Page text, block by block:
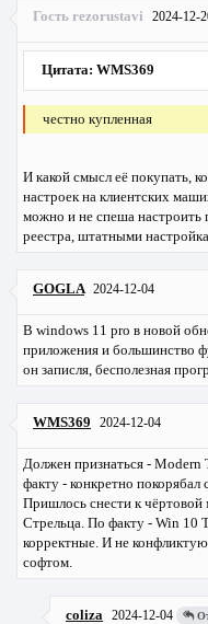
Гость rezorustavi 2024-12-
Цитата: WMS369
честно купленная
И какой смысл её покупать,
настроек на клиентских
можно и не спеша настроить
реестра, штатными
GOGLA 2024-12-04
В windows 11 pro в новой
приложения и большинство
он записля, бесполезная
WMS369 2024-12-04
Должен признаться - Modern
факту - конкретно покорябал
Пришлось снести к чёртовой
Стрельца. По факту - Win 10
корректные. И не
софтом.
coliza 2024-12-04